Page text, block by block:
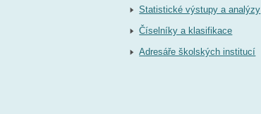
Statistické výstupy a analýzy
Číselníky a klasifikace
Adresáře školských institucí